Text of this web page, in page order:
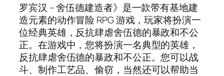
罗宾汉 – 舍伍德建造者》是一款带有基地建
造元素的动作冒险 RPG 游戏，玩家将扮演一
位经典英雄，反抗肆虐舍伍德的暴政和不公
正。在游戏中，您将扮演一名典型的英雄，
反抗肆虐舍伍德的暴政和不公正。您可以战
斗、制作工艺品、偷窃，当然还可以帮助当